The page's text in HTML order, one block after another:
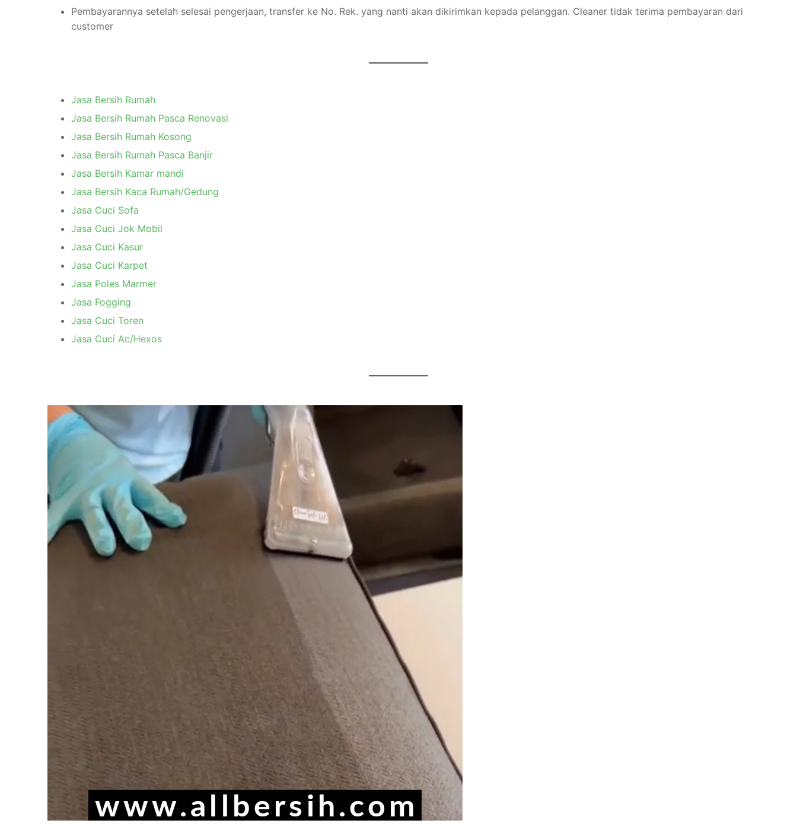
Pembayarannya setelah selesai pengerjaan, transfer ke No. Rek. yang nanti akan dikirimkan kepada pelanggan. Cleaner tidak terima pembayaran dari
customer
Jasa Bersih Rumah
Jasa Bersih Rumah Pasca Renovasi
Jasa Bersih Rumah Kosong
Jasa Bersih Rumah Pasca Banjir
Jasa Bersih Kamar mandi
Jasa Bersih Kaca Rumah/Gedung
Jasa Cuci Sofa
Jasa Cuci Jok Mobil
Jasa Cuci Kasur
Jasa Cuci Karpet
Jasa Poles Marmer
Jasa Fogging
Jasa Cuci Toren
Jasa Cuci Ac/Hexos